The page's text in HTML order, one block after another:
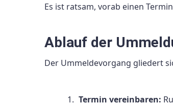
Es ist ratsam, vorab einen
Ablauf der
Der Ummeldevorgang gliedert
Termin vereinbaren: